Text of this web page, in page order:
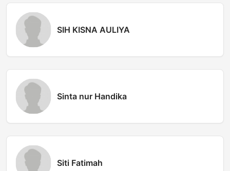
SIH KISNA AULIYA
Sinta nur Handika
Siti Fatimah